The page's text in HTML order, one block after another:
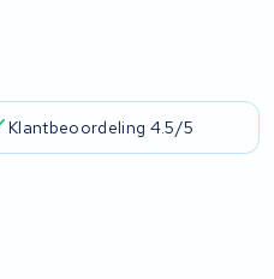
Klantbeoordeling 4.5/5